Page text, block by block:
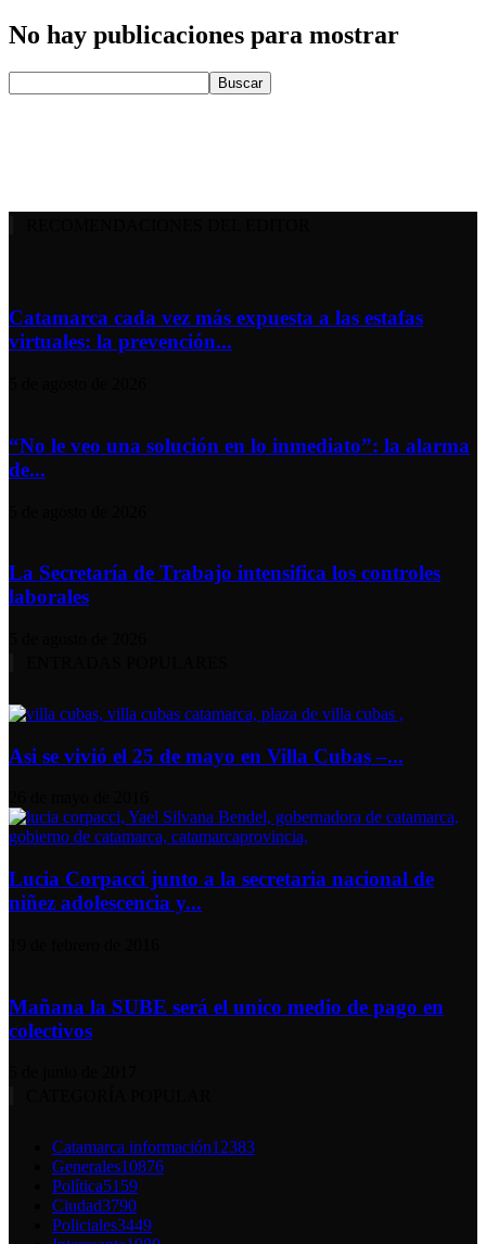
No hay publicaciones para mostrar
Catamarca cada vez más expuesta a las estafas
virtuales: la prevención...
“No le veo una solución en lo inmediato”: la alarma
de...
La Secretaría de Trabajo intensifica los controles
laborales
Asi se vivió el 25 de mayo en Villa Cubas –...
Lucia Corpacci junto a la secretaria nacional de
niñez adolescencia y...
Mañana la SUBE será el unico medio de pago en
colectivos
Catamarca información12383
Generales10876
Política5159
Ciudad3790
Policiales3449